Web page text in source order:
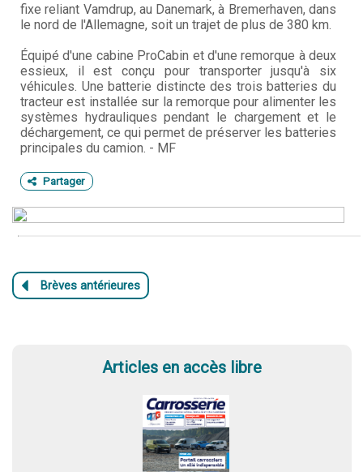
fixe reliant Vamdrup, au Danemark, à Bremerhaven, dans
le nord de l'Allemagne, soit un trajet de plus de 380 km.
Équipé d'une cabine ProCabin et d'une remorque à deux
essieux, il est conçu pour transporter jusqu'à six
véhicules. Une batterie distincte des trois batteries du
tracteur est installée sur la remorque pour alimenter les
systèmes hydrauliques pendant le chargement et le
déchargement, ce qui permet de préserver les batteries
principales du camion. - MF
Partager
Articles en accès libre